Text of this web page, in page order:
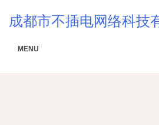
成都市不插电网络科技
MENU